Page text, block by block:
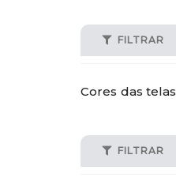
FILTRAR
Cores das telas
FILTRAR